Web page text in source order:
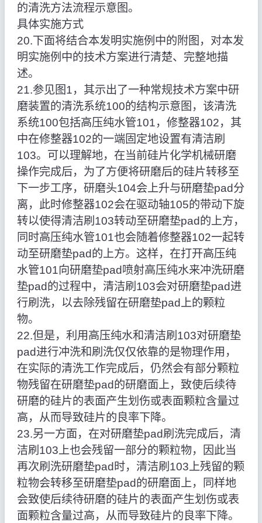
的清洗方法流程示意图。
具体实施方式
20.下面将结合本发明实施例中的附图，对本发
明实施例中的技术方案进行清楚、完整地描
述。
21.参见图1，其示出了一种常规技术方案中研
磨装置的清洗系统100的结构示意图，该清洗
系统100包括高压纯水管101，修整器102，其
中在修整器102的一端固定地设置有清洁刷
103。可以理解地，在当前硅片化学机械研磨
操作完成后，为了方便将研磨后的硅片转移至
下一步工序，研磨头104会上升与研磨垫pad分
离，此时修整器102会在驱动轴105的带动下旋
转以使得清洁刷103转动至研磨垫pad的上方，
同时高压纯水管101也会随着修整器102一起转
动至研磨垫pad的上方。这样，在打开高压纯
水管101向研磨垫pad喷射高压纯水来冲洗研磨
垫pad的过程中，清洁刷103会对研磨垫pad进
行刷洗，以去除残留在研磨垫pad上的颗粒
物。
22.但是，利用高压纯水和清洁刷103对研磨垫
pad进行冲洗和刷洗仅仅依靠的是物理作用，
在实际的清洗工作完成后，仍然会有部分颗粒
物残留在研磨垫pad的研磨面上，致使后续待
研磨的硅片的表面产生划伤或表面颗粒含量过
高，从而导致硅片的良率下降。
23.另一方面，在对研磨垫pad刷洗完成后，清
洁刷103上也会残留一部分的颗粒物，因此当
再次刷洗研磨垫pad时，清洁刷103上残留的颗
粒物会转移至研磨垫pad的研磨面上，同样地
会致使后续待研磨的硅片的表面产生划伤或表
面颗粒含量过高，从而导致硅片的良率下降。